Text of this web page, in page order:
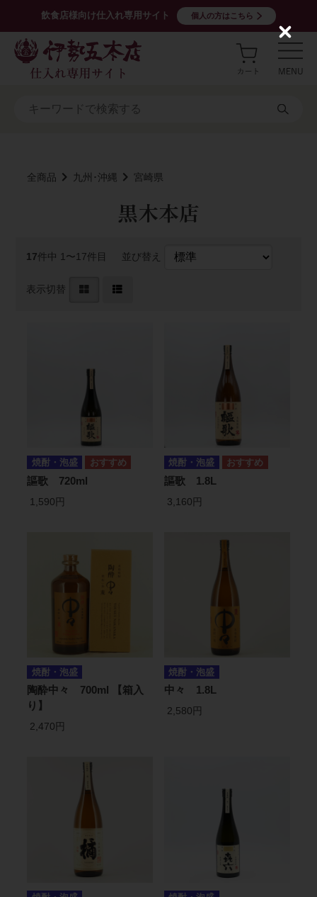
飲食店様向け仕入れ専用サイト 個人の方はこちら
全商品 九州･沖縄 宮崎県
黒木本店
17件中 1〜17件目 並び替え
表示切替
焼酎・泡盛
謳歌 720ml
1,590円
焼酎・泡盛
謳歌 1.8L
3,160円
焼酎・泡盛
陶酔中々 700ml 【箱入
り】
2,470円
焼酎・泡盛
中々 1.8L
2,580円
C
l
s